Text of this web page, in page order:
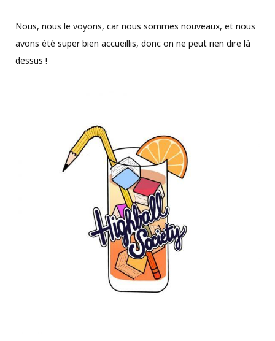
Nous, nous le voyons, car nous sommes nouveaux, et nous
avons été super bien accueillis, donc on ne peut rien dire là
dessus !